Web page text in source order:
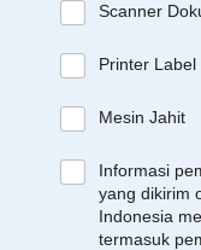
Scanner
Printer Label
Mesin Jahit
Informasi
yang dikirim
Indonesia
termasuk